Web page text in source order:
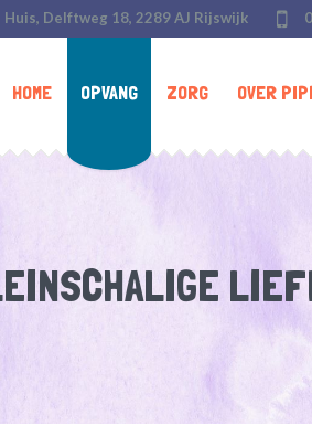
Delftweg 18, 2289 AJ Rijswijk
HOME OPVANG ZORG OVER